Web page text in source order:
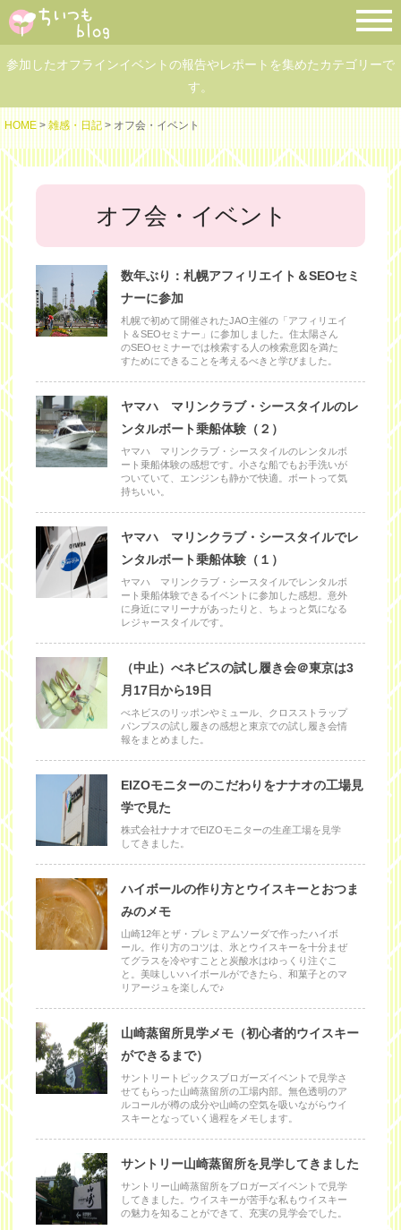
参加したオフラインイベントの報告やレポートを集めたカテゴリーで
す。
HOME > 雑感・日記 > オフ会・イベント
オフ会・イベント
数年ぶり：札幌アフィリエイト＆SEOセミ
ナーに参加
札幌で初めて開催されたJAO主催の「アフィリエイ
ト＆SEOセミナー」に参加しました。住太陽さん
のSEOセミナーでは検索する人の検索意図を満た
すためにできることを考えるべきと学びました。
ヤマハ マリンクラブ・シースタイルのレ
ンタルボート乗船体験（２）
ヤマハ マリンクラブ・シースタイルのレンタルボ
ート乗船体験の感想です。小さな船でもお手洗いが
ついていて、エンジンも静かで快適。ボートって気
持ちいい。
ヤマハ マリンクラブ・シースタイルでレ
ンタルボート乗船体験（１）
ヤマハ マリンクラブ・シースタイルでレンタルボ
ート乗船体験できるイベントに参加した感想。意外
に身近にマリーナがあったりと、ちょっと気になる
レジャースタイルです。
（中止）べネビスの試し履き会＠東京は3
月17日から19日
べネビスのリッポンやミュール、クロスストラップ
パンプスの試し履きの感想と東京での試し履き会情
報をまとめました。
EIZOモニターのこだわりをナナオの工場見
学で見た
株式会社ナナオでEIZOモニターの生産工場を見学
してきました。
ハイボールの作り方とウイスキーとおつま
みのメモ
山崎12年とザ・プレミアムソーダで作ったハイボ
ール。作り方のコツは、氷とウイスキーを十分まぜ
てグラスを冷やすことと炭酸水はゆっくり注ぐこ
と。美味しいハイボールができたら、和菓子とのマ
リアージュを楽しんで♪
山崎蒸留所見学メモ（初心者的ウイスキー
ができるまで）
サントリートピックスブロガーズイベントで見学さ
せてもらった山崎蒸留所の工場内部。無色透明のア
ルコールが樽の成分や山崎の空気を吸いながらウイ
スキーとなっていく過程をメモします。
サントリー山崎蒸留所を見学してきました
サントリー山崎蒸留所をブロガーズイベントで見学
してきました。ウイスキーが苦手な私もウイスキー
の魅力を知ることができて、充実の見学会でした。